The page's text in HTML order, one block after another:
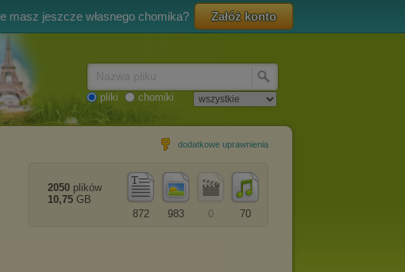
masz jeszcze własnego chomika? Załóż konto
pliki chomiki
dodatkowe uprawnienia
70
0
983
872
2050 plików
10,75 GB